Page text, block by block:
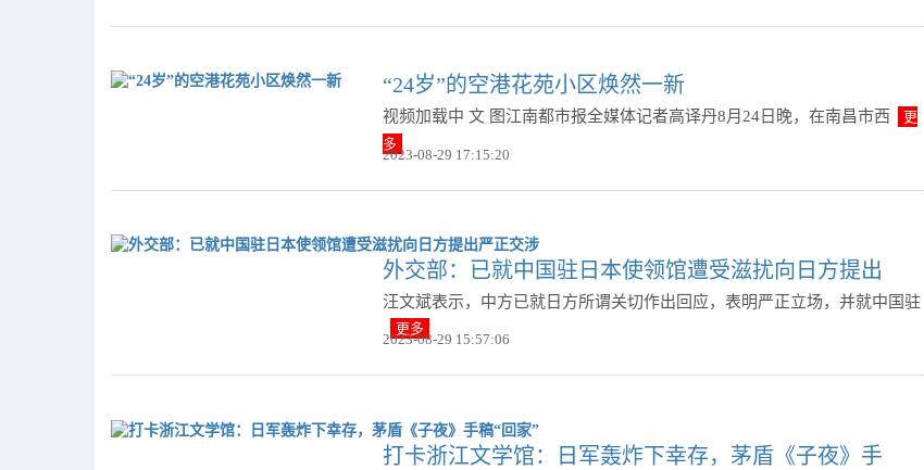
“24岁”的空港花苑小区焕然一新
视频加载中 文 图江南都市报全媒体记者高译丹8月24日晚，在南昌市西
更
多
2023-08-29 17:15:20
外交部：已就中国驻日本使领馆遭受滋扰向日方提出
汪文斌表示，中方已就日方所谓关切作出回应，表明严正立场，并就中国驻
更多
2023-08-29 15:57:06
打卡浙江文学馆：日军轰炸下幸存，茅盾《子夜》手